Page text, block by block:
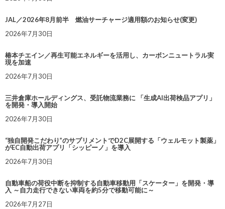
JAL／2026年8月前半 燃油サーチャージ適用額のお知らせ(変更)
2026年7月30日
椿本チエイン／再生可能エネルギーを活用し、カーボンニュートラル実
現を加速
2026年7月30日
三井倉庫ホールディングス、受託物流業務に 「生成AI出荷検品アプリ」
を開発・導入開始
2026年7月30日
“独自開発こだわり”のサプリメントでD2C展開する「ウェルモット製薬」
がEC自動出荷アプリ「シッピーノ」を導入
2026年7月30日
自動車船の荷役中断を抑制する自動車移動用「スケーター」を開発・導
入 ～自力走行できない車両を約5分で移動可能に～
2026年7月27日